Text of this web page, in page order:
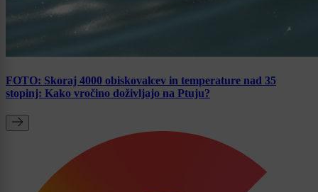
FOTO: Skoraj 4000 obiskovalcev in temperature nad 35
stopinj: Kako vročino doživljajo na Ptuju?